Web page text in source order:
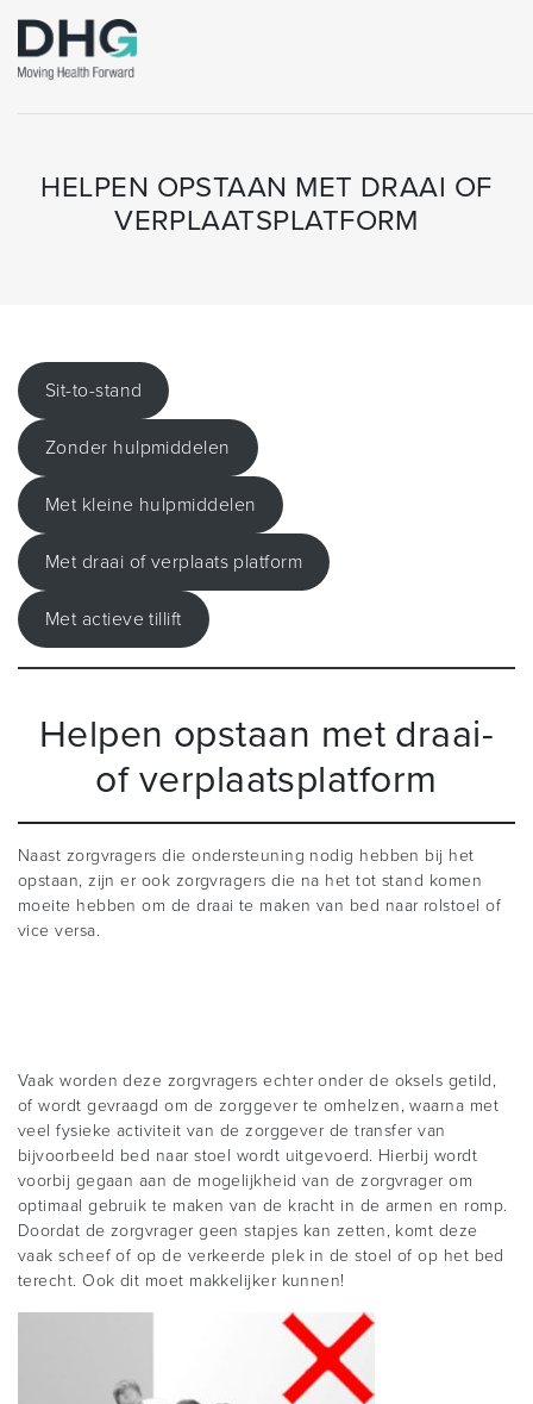
HELPEN OPSTAAN MET DRAAI OF
VERPLAATSPLATFORM
Sit-to-stand
Zonder hulpmiddelen
Met kleine hulpmiddelen
Met draai of verplaats platform
Met actieve tillift
Helpen opstaan met draai-
of verplaatsplatform
Naast zorgvragers die ondersteuning nodig hebben bij het
opstaan, zijn er ook zorgvragers die na het tot stand komen
moeite hebben om de draai te maken van bed naar rolstoel of
vice versa.
Vaak worden deze zorgvragers echter onder de oksels getild,
of wordt gevraagd om de zorggever te omhelzen, waarna met
veel fysieke activiteit van de zorggever de transfer van
bijvoorbeeld bed naar stoel wordt uitgevoerd. Hierbij wordt
voorbij gegaan aan de mogelijkheid van de zorgvrager om
optimaal gebruik te maken van de kracht in de armen en romp.
Doordat de zorgvrager geen stapjes kan zetten, komt deze
vaak scheef of op de verkeerde plek in de stoel of op het bed
terecht. Ook dit moet makkelijker kunnen!